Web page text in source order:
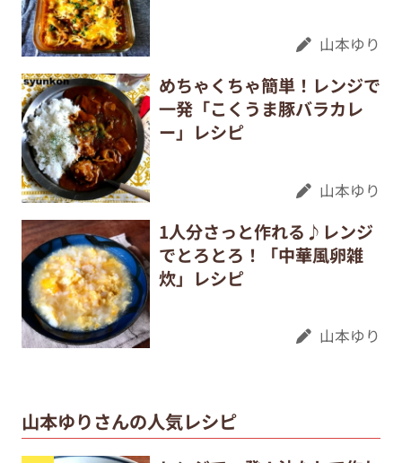
山本ゆり
めちゃくちゃ簡単！レンジで
一発「こくうま豚バラカレ
ー」レシピ
山本ゆり
1人分さっと作れる♪レンジ
でとろとろ！「中華風卵雑
炊」レシピ
山本ゆり
山本ゆりさんの人気レシピ